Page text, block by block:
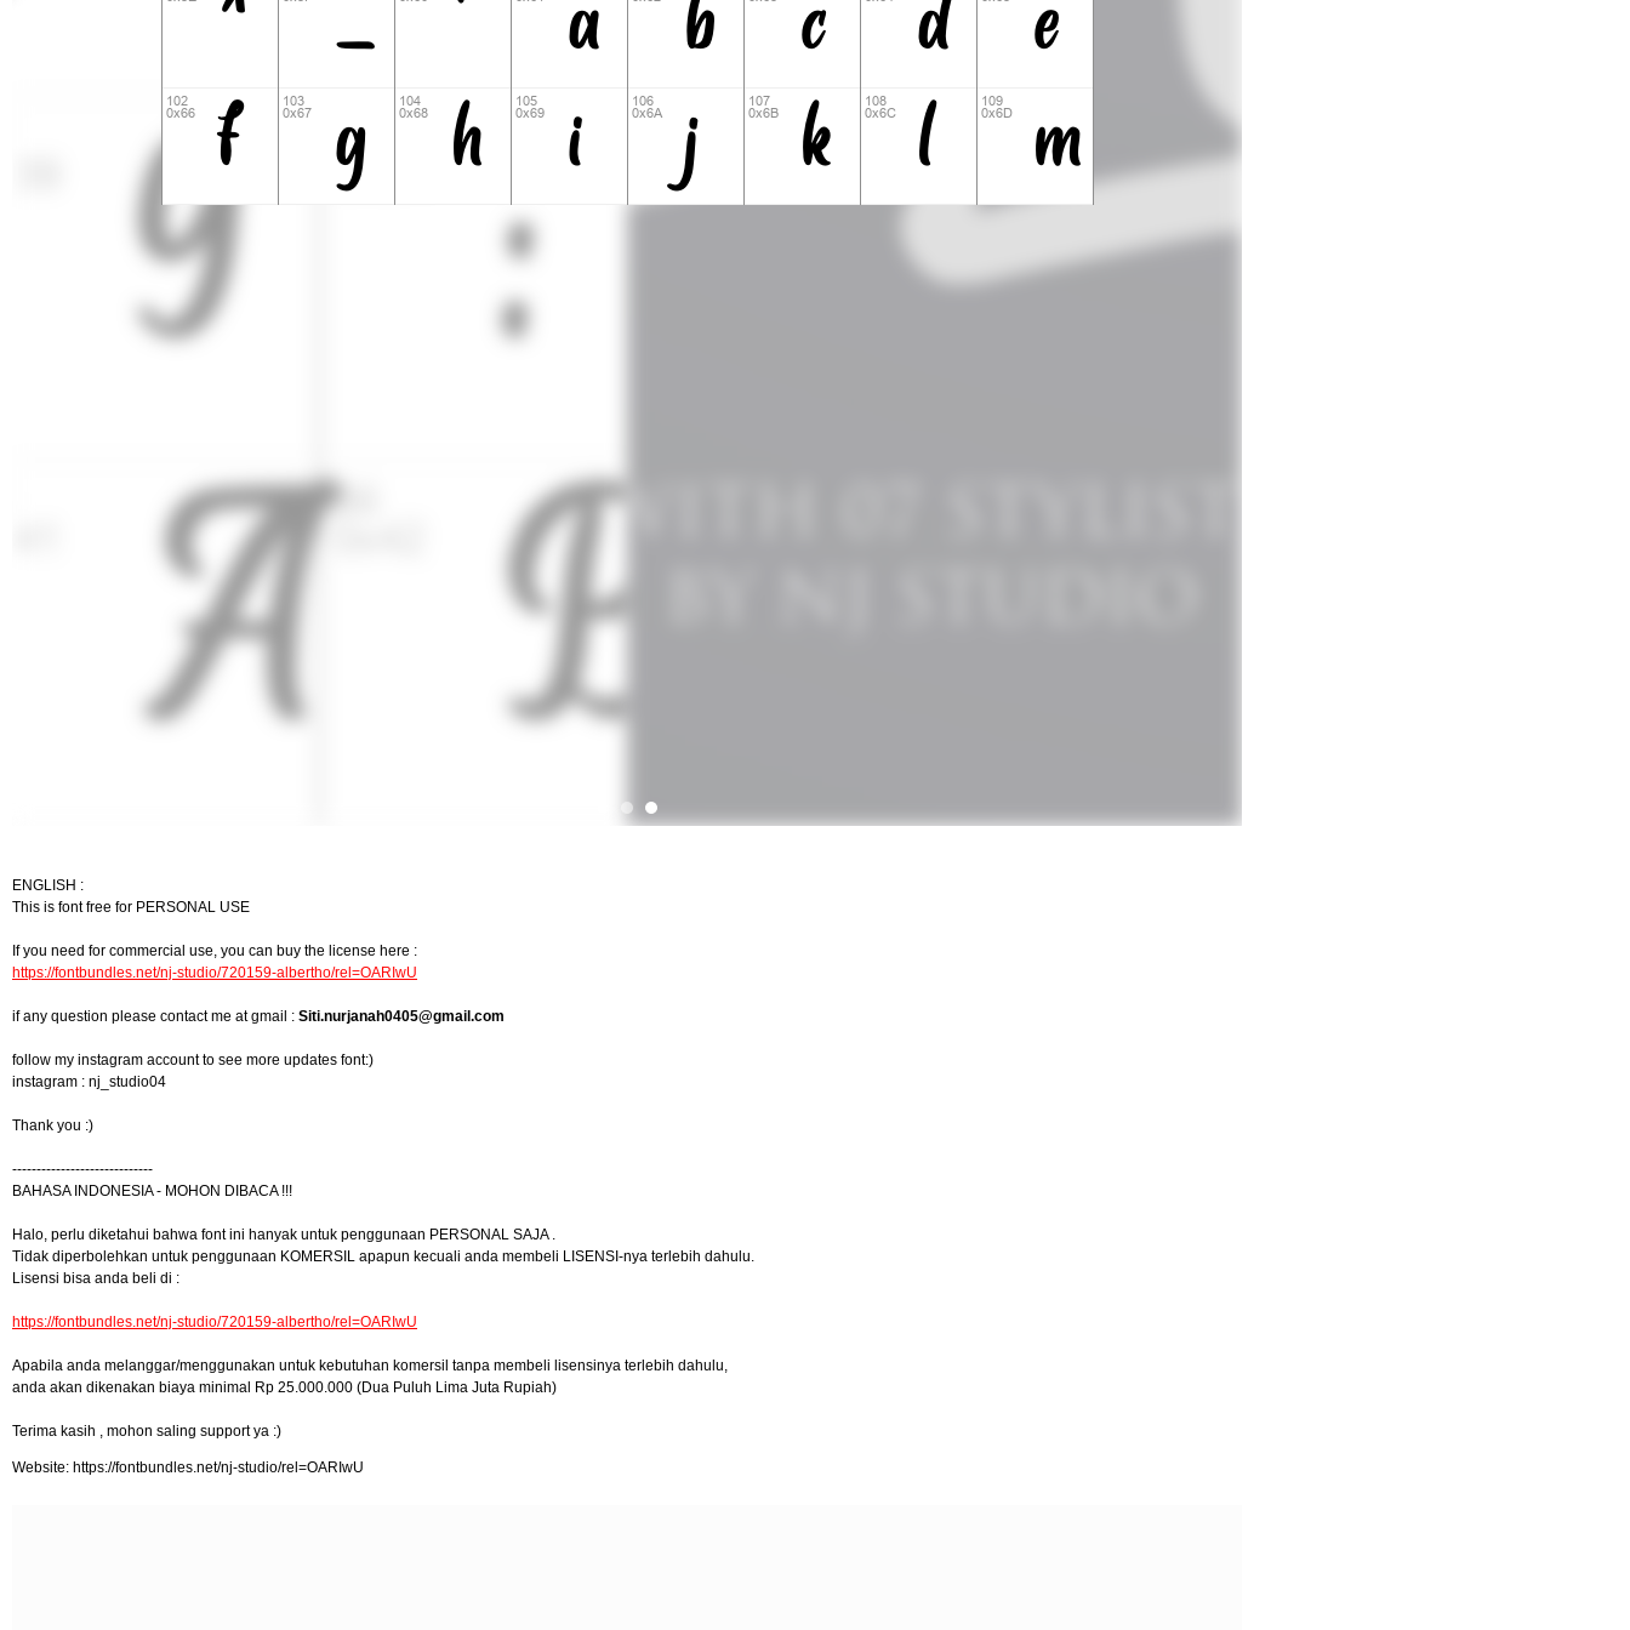
ENGLISH :
This is font free for PERSONAL USE
If you need for commercial use, you can buy the license here :
https://fontbundles.net/nj-studio/720159-albertho/rel=OARIwU
if any question please contact me at gmail : Siti.nurjanah0405@gmail.com
follow my instagram account to see more updates font:)
instagram : nj_studio04
Thank you :)
-----------------------------
BAHASA INDONESIA - MOHON DIBACA !!!
Halo, perlu diketahui bahwa font ini hanyak untuk penggunaan PERSONAL SAJA .
Tidak diperbolehkan untuk penggunaan KOMERSIL apapun kecuali anda membeli LISENSI-nya terlebih dahulu.
Lisensi bisa anda beli di :
https://fontbundles.net/nj-studio/720159-albertho/rel=OARIwU
Apabila anda melanggar/menggunakan untuk kebutuhan komersil tanpa membeli lisensinya terlebih dahulu,
anda akan dikenakan biaya minimal Rp 25.000.000 (Dua Puluh Lima Juta Rupiah)
Terima kasih , mohon saling support ya :)
Website: https://fontbundles.net/nj-studio/rel=OARIwU